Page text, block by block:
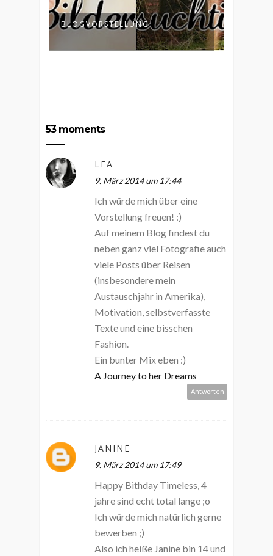
BLOGVORSTELLUNG
53 moments
LEA
9. März 2014 um 17:44
Ich würde mich über eine
Vorstellung freuen! :)
Auf meinem Blog findest du
neben ganz viel Fotografie auch
viele Posts über Reisen
(insbesondere mein
Austauschjahr in Amerika),
Motivation, selbstverfasste
Texte und eine bisschen
Fashion.
Ein bunter Mix eben :)
A Journey to her Dreams
Antworten
JANINE
9. März 2014 um 17:49
Happy Bithday Timeless, 4
jahre sind echt total lange ;o
Ich würde mich natürlich gerne
bewerben ;)
Also ich heiße Janine bin 14 und